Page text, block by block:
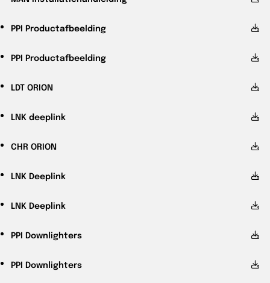
PPI Productafbeelding
PPI Productafbeelding
LDT ORION
LNK deeplink
CHR ORION
LNK Deeplink
LNK Deeplink
PPI Downlighters
PPI Downlighters